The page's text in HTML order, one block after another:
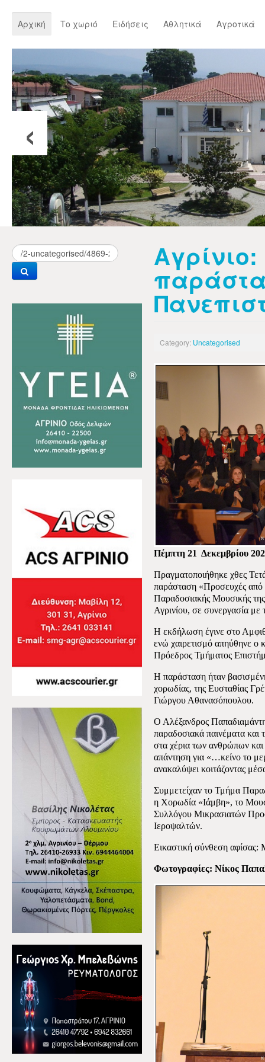
Αρχική Το χωριό Ειδήσεις Αθλητικά Αγροτικά
‹
Category: Uncategorised
Πέμπτη 21 Δεκεμβρίου
Πραγματοποιήθηκε χθες
παράσταση «Προσευχές
Παραδοσιακής Μουσικής
Αγρινίου, σε συνεργασία
Η εκδήλωση έγινε στο
ενώ χαιρετισμό απηύθηνε ο
Πρόεδρος Τμήματος
Η παράσταση ήταν
χορωδίας, της Ευσταθίας
Γιώργου Αθανασόπουλου.
Ο Αλέξανδρος
παραδοσιακά παινέματα
στα χέρια των ανθρώπων
απάντηση για «…κείνο το
ανακαλύψει κοιτάζοντας
Συμμετείχαν το Τμήμα
η Χορωδία «Ιάμβη», το
Συλλόγου Μικρασιατών
Ιεροψαλτών.
Εικαστική σύνθεση αφίσας:
Φωτογραφίες: Νίκος